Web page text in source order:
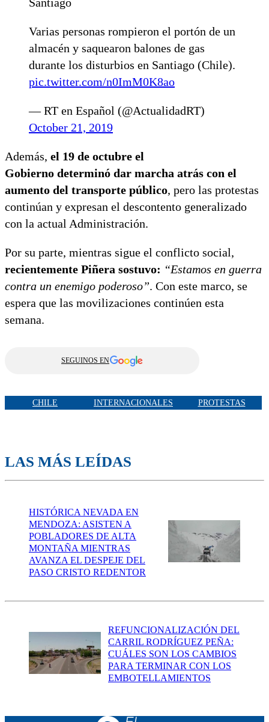
Varias personas rompieron el portón de un
almacén y saquearon balones de gas
durante los disturbios en Santiago (Chile).
pic.twitter.com/n0ImM0K8ao
— RT en Español (@ActualidadRT)
October 21, 2019
Además, el 19 de octubre el
Gobierno determinó dar marcha atrás con el
aumento del transporte público, pero las protestas
continúan y expresan el descontento generalizado
con la actual Administración.
Por su parte, mientras sigue el conflicto social,
recientemente Piñera sostuvo: “Estamos en guerra
contra un enemigo poderoso”. Con este marco, se
espera que las movilizaciones continúen esta
semana.
SEGUINOS EN
CHILE INTERNACIONALES PROTESTAS
LAS MÁS LEÍDAS
HISTÓRICA NEVADA EN
MENDOZA: ASISTEN A
POBLADORES DE ALTA
MONTAÑA MIENTRAS
AVANZA EL DESPEJE DEL
PASO CRISTO REDENTOR
REFUNCIONALIZACIÓN DEL
CARRIL RODRÍGUEZ PEÑA:
CUÁLES SON LOS CAMBIOS
PARA TERMINAR CON LOS
EMBOTELLAMIENTOS